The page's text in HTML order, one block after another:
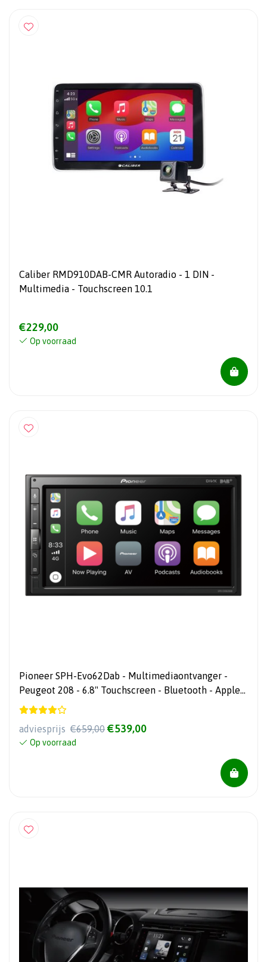
Caliber RMD910DAB-CMR Autoradio - 1 DIN -
Multimedia - Touchscreen 10.1
€229,00
Op voorraad
Pioneer SPH-Evo62Dab - Multimediaontvanger -
Peugeot 208 - 6.8" Touchscreen - Bluetooth - Apple
Car Play & Android Auto
adviesprijs €659,00 €539,00
Op voorraad